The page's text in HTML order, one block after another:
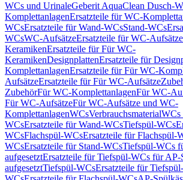
WCs und UrinaleGeberit AquaClean Dusch-
KomplettanlagenErsatzteile für WC-
WCsErsatzteile für Wand-WCsStand-WCs
WCsWC-AufsätzeErsatzteile für WC-Aufsätze
KeramikenErsatzteile für Für WC-
KeramikenDesignplattenErsatzteile für
KomplettanlagenErsatzteile für Für WC-
AufsätzeErsatzteile für Für WC-Aufsätze
ZubehörFür WC-KomplettanlagenFür WC-
Für WC-AufsätzeFür WC-Aufsätze und WC-
KomplettanlagenWCsVerbrauchsmaterialWCs
WCsErsatzteile für Wand-WCsTiefspül-WCs
WCsFlachspül-WCsErsatzteile für Flachspül-
WCsErsatzteile für Stand-WCsTiefspül-WCs
aufgesetztErsatzteile für Tiefspül-WCs für AP-
aufgesetztTiefspül-WCsErsatzteile für